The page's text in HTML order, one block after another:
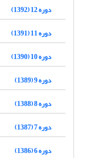
دوره 12 (1392)
دوره 11 (1391)
دوره 10 (1390)
دوره 9 (1389)
دوره 8 (1388)
دوره 7 (1387)
دوره 6 (1386)